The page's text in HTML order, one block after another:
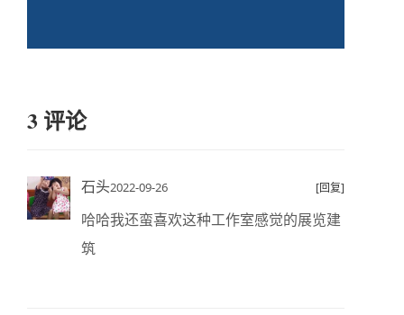
3 评论
石头2022-09-26 [回复]
哈哈我还蛮喜欢这种工作室感觉的展览建
筑